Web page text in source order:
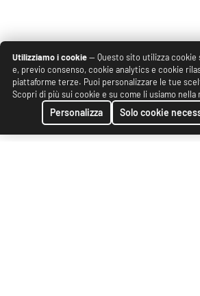
Utilizziamo i cookie— Questo sito utilizza
e, previo consenso, cookie analytics e cookie
piattaforme terze. Puoi personalizzare le tue
Scopri di più sui cookie e su come li usiamo nella
Personalizza Solo cookie